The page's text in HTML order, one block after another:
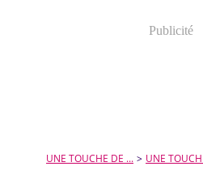
Publicité
UNE TOUCHE DE ... > UNE